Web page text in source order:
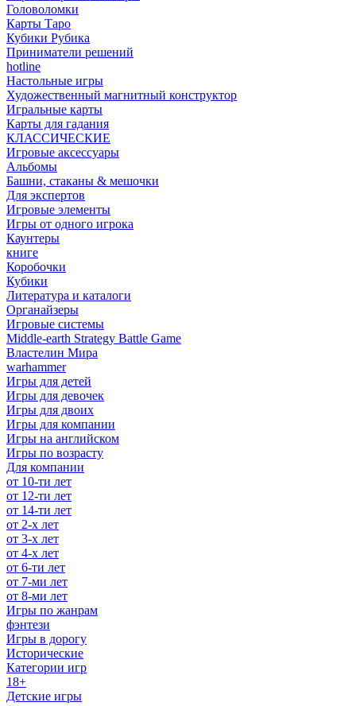
Головоломки
Карты Таро
Кубики Рубика
Приниматели решений
hotline
Настольные игры
Художественный магнитный конструктор
Игральные карты
Карты для гадания
КЛАССИЧЕСКИЕ
Игровые аксессуары
Альбомы
Башни, стаканы & мешочки
Для экспертов
Игровые элементы
Игры от одного игрока
Каунтеры
книге
Коробочки
Кубики
Литература и каталоги
Органайзеры
Игровые системы
Middle-earth Strategy Battle Game
Властелин Мира
warhammer
Игры для детей
Игры для девочек
Игры для двоих
Игры для компании
Игры на английском
Игры по возрасту
Для компании
от 10-ти лет
от 12-ти лет
от 14-ти лет
от 2-х лет
от 3-х лет
от 4-х лет
от 6-ти лет
от 7-ми лет
от 8-ми лет
Игры по жанрам
фэнтези
Игры в дорогу
Исторические
Категории игр
18+
Детские игры